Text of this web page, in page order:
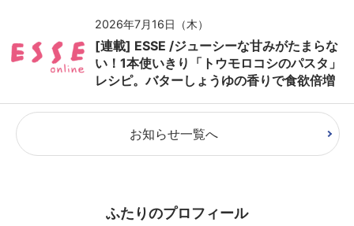
2026年7月16日（木）
[連載] ESSE /ジューシーな甘みがたまらな
い！1本使いきり「トウモロコシのパスタ」
レシピ。バターしょうゆの香りで食欲倍増
お知らせ一覧へ
ふたりのプロフィール